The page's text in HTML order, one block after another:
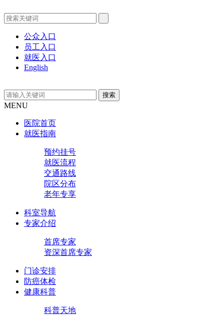
公众入口
员工入口
就医入口
English
MENU
医院首页
就医指南
预约挂号
就医流程
交通路线
院区分布
老年专享
科室导航
专家介绍
首席专家
资深首席专家
门诊安排
防癌体检
健康科普
科普天地